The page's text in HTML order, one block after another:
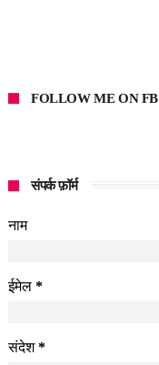
FOLLOW ME ON FB
संपर्क फ़ॉर्म
नाम
ईमेल *
संदेश*